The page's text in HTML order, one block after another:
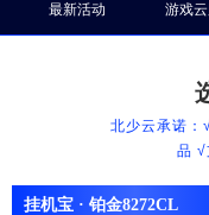
最新活动 游戏
北少云承诺
品 √
挂机宝 · 铂金8272CL